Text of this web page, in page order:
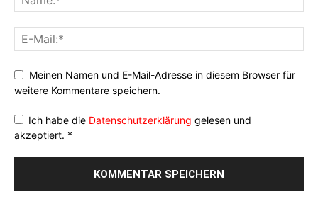
Meinen Namen und E-Mail-Adresse in diesem Browser für
weitere Kommentare speichern.
Ich habe die Datenschutzerklärung gelesen und
akzeptiert. *